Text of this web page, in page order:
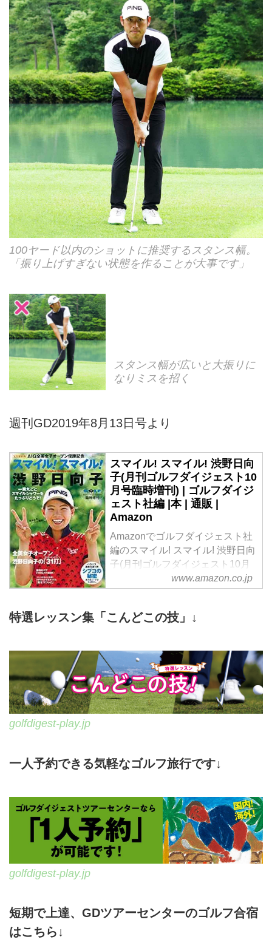
100ヤード以内のショットに推奨するスタンス幅。
「振り上げすぎない状態を作ることが大事です」
スタンス幅が広いと大振りに
なりミスを招く
週刊GD2019年8月13日号より
スマイル! スマイル! 渋野日向
子(月刊ゴルフダイジェスト10
月号臨時増刊) | ゴルフダイジ
ェスト社編 |本 | 通販 |
Amazon
Amazonでゴルフダイジェスト社
編のスマイル! スマイル! 渋野日向
子(月刊ゴルフダイジェスト10月
号臨時増刊)。アマゾンならポイ
ント還元本が多数。ゴルフダイジ
象商品は当日お届けも可能。また
臨時増刊)もアマゾン配送商品な
ら通常配送無料。
www.amazon.co.jp
特選レッスン集「こんどこの技」↓
golfdigest-play.jp
一人予約できる気軽なゴルフ旅行です↓
golfdigest-play.jp
短期で上達、GDツアーセンターのゴルフ合宿
はこちら↓